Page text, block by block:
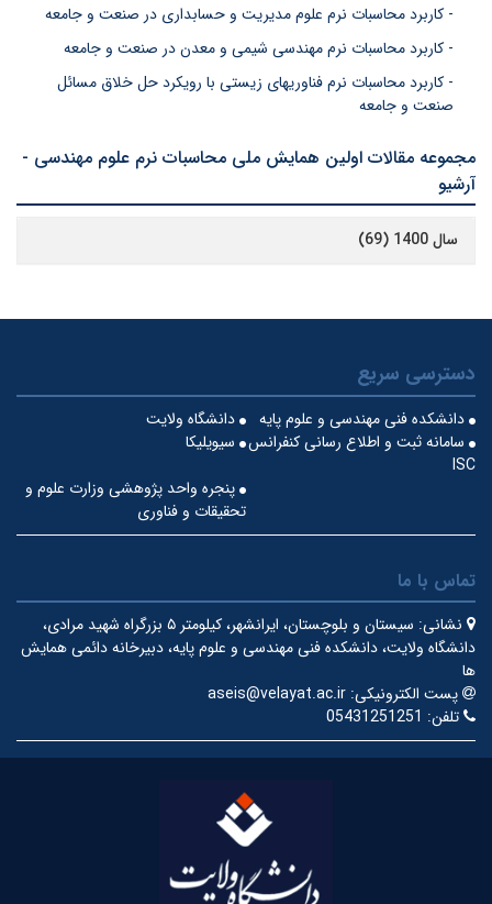
- کاربرد محاسبات نرم علوم مدیریت و حسابداری در صنعت و جامعه
- کاربرد محاسبات نرم مهندسی شیمی و معدن در صنعت و جامعه
- کاربرد محاسبات نرم فناوریهای زیستی با رویکرد حل خلاق مسائل
صنعت و جامعه
مجموعه مقالات اولین همایش ملی محاسبات نرم علوم مهندسی -
آرشیو
سال 1400 (69)
دسترسی سریع
دانشگاه ولایت
دانشکده فنی مهندسی و علوم پایه
سیویلیکا سامانه ثبت و اطلاع رسانی کنفرانس
ISC
پنجره واحد پژوهشی وزارت علوم و
تحقیقات و فناوری
تماس با ما
نشانی:
سیستان و بلوچستان، ایرانشهر، کیلومتر ۵ بزرگراه شهید مرادی،
دانشگاه ولایت، دانشکده فنی مهندسی و علوم پایه، دبیرخانه دائمی همایش
ها
پست الکترونیکی: aseis@velayat.ac.ir
تلفن: 05431251251